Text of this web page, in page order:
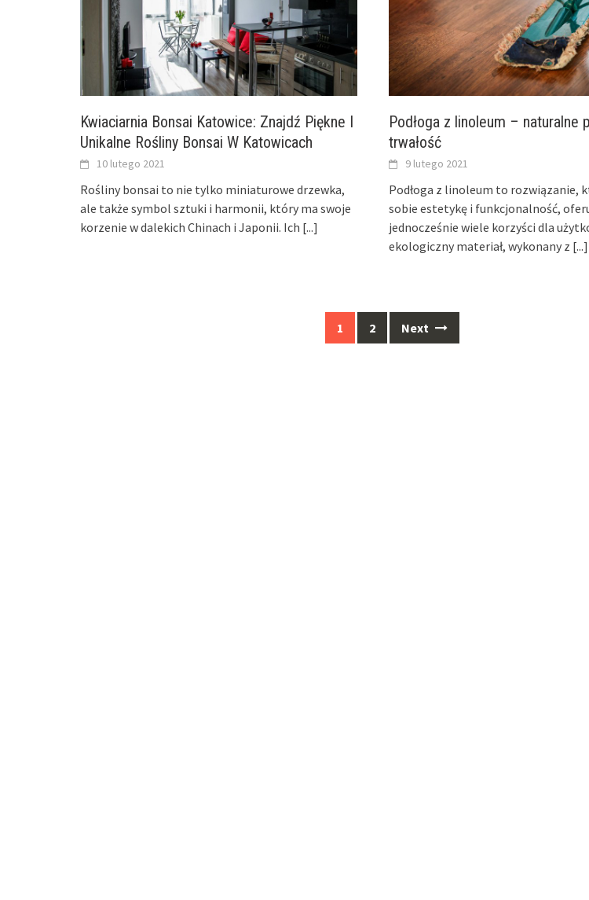
Kwiaciarnia Bonsai Katowice: Znajdź Piękne I
Unikalne Rośliny Bonsai W Katowicach
10 lutego 2021
Rośliny bonsai to nie tylko miniaturowe drzewka,
ale także symbol sztuki i harmonii, który ma swoje
korzenie w dalekich Chinach i Japonii. Ich [...]
Podłoga z linoleum – naturalne
trwałość
9 lutego 2021
Podłoga z linoleum to rozwiązanie,
sobie estetykę i funkcjonalność,
jednocześnie wiele korzyści dla
ekologiczny materiał, wykonany z [...]
1 2 Next